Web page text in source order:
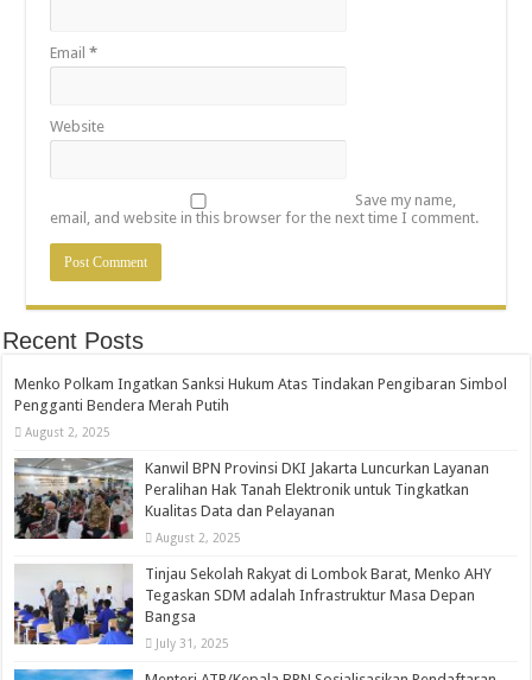
Email*
Website
Save my name,
email, and website in this browser for the next time I comment.
Recent Posts
Menko Polkam Ingatkan Sanksi Hukum Atas Tindakan Pengibaran Simbol
Pengganti Bendera Merah Putih
August 2, 2025
Kanwil BPN Provinsi DKI Jakarta Luncurkan Layanan
Peralihan Hak Tanah Elektronik untuk Tingkatkan
Kualitas Data dan Pelayanan
August 2, 2025
Tinjau Sekolah Rakyat di Lombok Barat, Menko AHY
Tegaskan SDM adalah Infrastruktur Masa Depan
Bangsa
July 31, 2025